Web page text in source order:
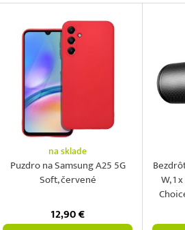
na sklade
Puzdro na Samsung A25 5G
Soft, červené
12,90€
W, 1